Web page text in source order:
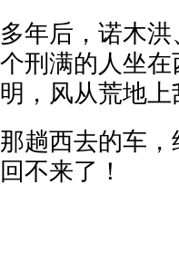
多年后，诺木
个刑满的人坐
明，风从荒地
那趟西去的车
回不来了！